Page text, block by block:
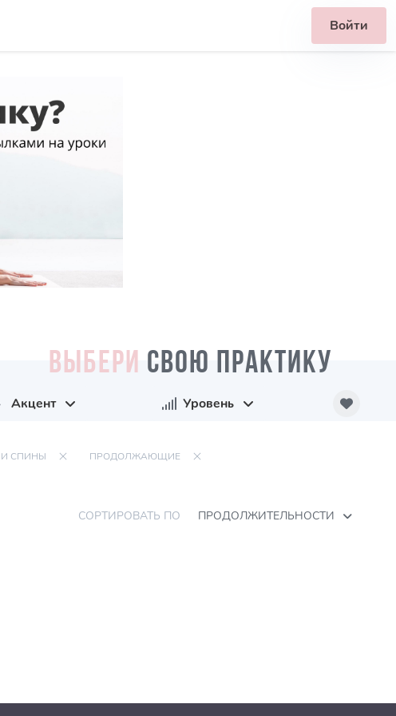
Войти
ВЫБЕРИ СВОЮ ПРАКТИКУ
Акцент Уровень
СПИНЫ ПРОДОЛЖАЮЩИЕ
СОРТИРОВАТЬ ПО ПРОДОЛЖИТЕЛЬНОСТИ